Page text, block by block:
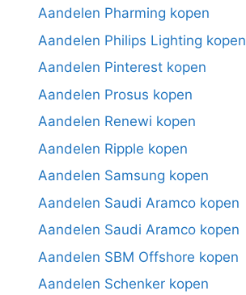
Aandelen Pharming kopen
Aandelen Philips Lighting kopen
Aandelen Pinterest kopen
Aandelen Prosus kopen
Aandelen Renewi kopen
Aandelen Ripple kopen
Aandelen Samsung kopen
Aandelen Saudi Aramco kopen
Aandelen Saudi Aramco kopen
Aandelen SBM Offshore kopen
Aandelen Schenker kopen